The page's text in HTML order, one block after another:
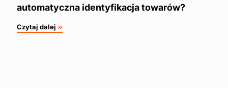
automatyczna identyfikacja towarów?
Czytaj dalej